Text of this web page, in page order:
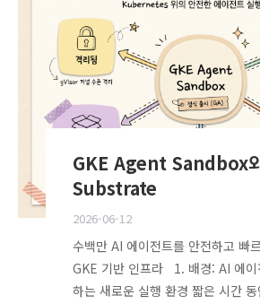
GKE Agent Sandbox
Substrate
2026-06-12
수백만 AI 에이전트를 안전하고 빠
GKE 기반 인프라 1. 배경: AI 에이
하는 새로운 실행 환경 짧은 시간